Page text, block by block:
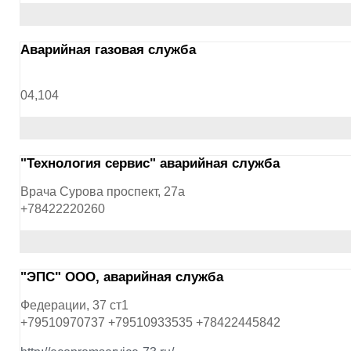
Аварийная газовая служба
04,104
"Технология сервис" аварийная служба
Врача Сурова проспект, 27а
+78422220260
"ЭПС" ООО, аварийная служба
Федерации, 37 ст1
+79510970737 +79510933535 +78422445842